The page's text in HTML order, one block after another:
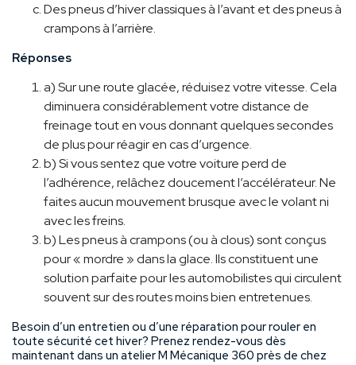
Des pneus d’hiver classiques à l’avant et des pneus à
crampons à l’arrière.
Réponses
a) Sur une route glacée, réduisez votre vitesse. Cela
diminuera considérablement votre distance de
freinage tout en vous donnant quelques secondes
de plus pour réagir en cas d’urgence.
b) Si vous sentez que votre voiture perd de
l’adhérence, relâchez doucement l’accélérateur. Ne
faites aucun mouvement brusque avec le volant ni
avec les freins.
b) Les pneus à crampons (ou à clous) sont conçus
pour « mordre » dans la glace. Ils constituent une
solution parfaite pour les automobilistes qui circulent
souvent sur des routes moins bien entretenues.
Besoin d’un entretien ou d’une réparation pour rouler en
toute sécurité cet hiver? Prenez rendez-vous dès
maintenant dans un atelier M Mécanique 360 près de chez